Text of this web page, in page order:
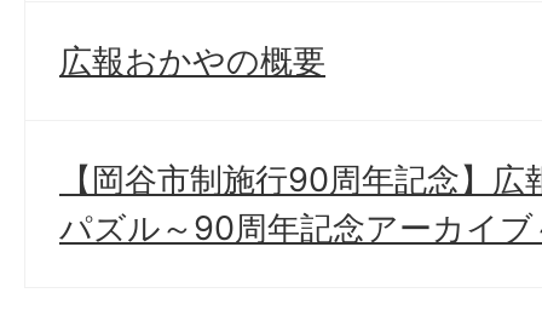
広報おかやの概要
【岡谷市制施行90周年記念】
パズル～90周年記念アーカイブ